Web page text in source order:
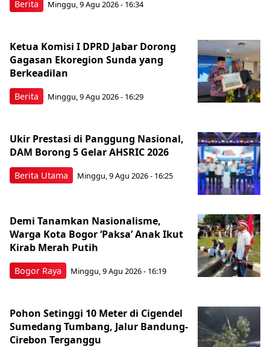
Berita Minggu, 9 Agu 2026 - 16:34
Berita
Ketua Komisi I DPRD Jabar Dorong
Gagasan Ekoregion Sunda yang
Berkeadilan
Minggu, 9 Agu 2026 - 16:29
Berita Utama
Ukir Prestasi di Panggung Nasional,
DAM Borong 5 Gelar AHSRIC 2026
Minggu, 9 Agu 2026 - 16:25
Bogor Raya
Demi Tanamkan Nasionalisme,
Warga Kota Bogor ‘Paksa’ Anak Ikut
Kirab Merah Putih
Minggu, 9 Agu 2026 - 16:19
Pohon Setinggi 10 Meter di Cigendel
Sumedang Tumbang, Jalur Bandung-
Cirebon Terganggu